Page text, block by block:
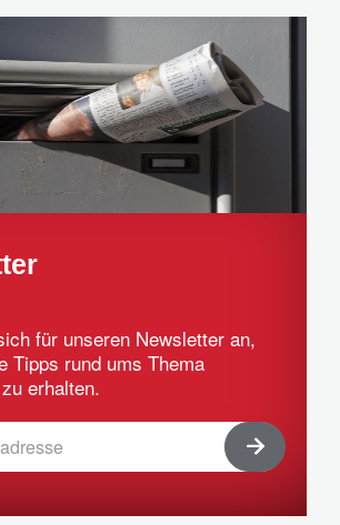
für unseren Newsletter an,
Tipps rund ums Thema
erhalten.